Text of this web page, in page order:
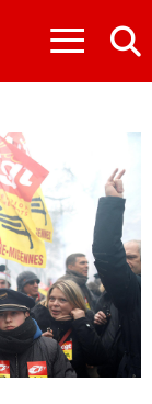
≡